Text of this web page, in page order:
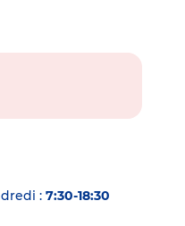
: 7:30-18:30